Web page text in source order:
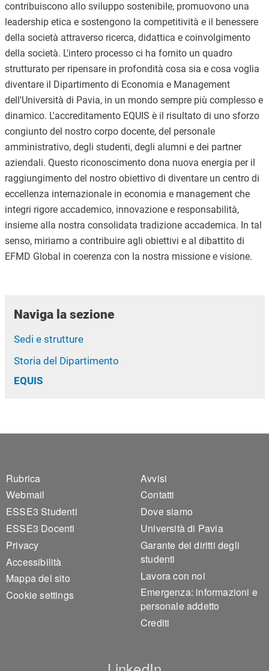
contribuiscono allo sviluppo sostenibile, promuovono una
leadership etica e sostengono la competitività e il benessere
della società attraverso ricerca, didattica e coinvolgimento
della società. L'intero processo ci ha fornito un quadro
strutturato per ripensare in profondità cosa sia e cosa voglia
diventare il Dipartimento di Economia e Management
dell'Università di Pavia, in un mondo sempre più complesso e
dinamico. L'accreditamento EQUIS è il risultato di uno sforzo
congiunto del nostro corpo docente, del personale
amministrativo, degli studenti, degli alumni e dei partner
aziendali. Questo riconoscimento dona nuova energia per il
raggiungimento del nostro obiettivo di diventare un centro di
eccellenza internazionale in economia e management che
integri rigore accademico, innovazione e responsabilità,
insieme alla nostra consolidata tradizione accademica. In tal
senso, miriamo a contribuire agli obiettivi e al dibattito di
EFMD Global in coerenza con la nostra missione e visione.
Naviga la sezione
Sedi e strutture
Storia del Dipartimento
EQUIS
Footer 1
Rubrica
Webmail
ESSE3 Studenti
ESSE3 Docenti
Privacy
Accessibilità
Mappa del sito
Cookie settings
Footer 2
Avvisi
Contatti
Dove siamo
Università di Pavia
Garante dei diritti degli
studenti
Lavora con noi
Emergenza: informazioni e
personale addetto
Crediti